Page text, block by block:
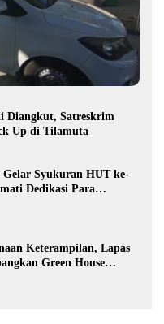
Diangkut, Satreskrim
Up di Tilamuta
Gelar Syukuran HUT ke-
Dedikasi Para
Keterampilan, Lapas
Green House